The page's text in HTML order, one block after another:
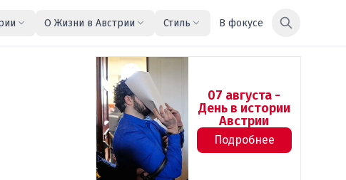
О Жизни в Австрии Стиль В фокусе
07 августа -
День в истории
Австрии
Подробнее